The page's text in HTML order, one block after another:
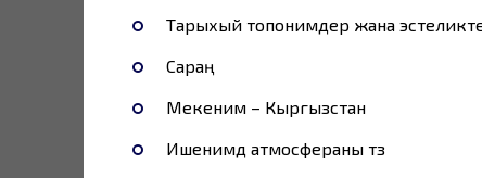
Тарыхый топонимдер жана
Сараң
Мекеним – Кыргызстан
Ишенимдүү атмосфераны түзүү